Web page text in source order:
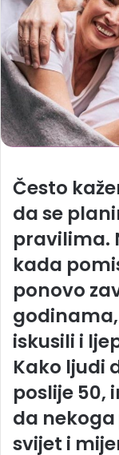
Često
da se
pravilima.
kada
ponovo
iskusili i
Kako ljudi
poslije 50,
da nekoga
svijet i